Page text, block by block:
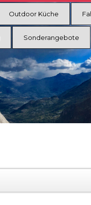
Outdoor Küche
Sonderangebote